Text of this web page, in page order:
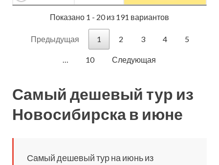
Показано 1 - 20 из 191 вариантов
Предыдущая 1 2 3 4 5
10 Следующая
Самый дешевый тур из
Новосибирска в июне
Самый дешевый тур на июнь из